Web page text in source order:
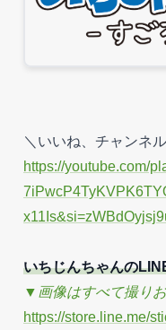
＼いいね、チャンネ
https://youtube.com/
いちじんちゃんの
▼画像はすべて撮り
https://store.line.me/